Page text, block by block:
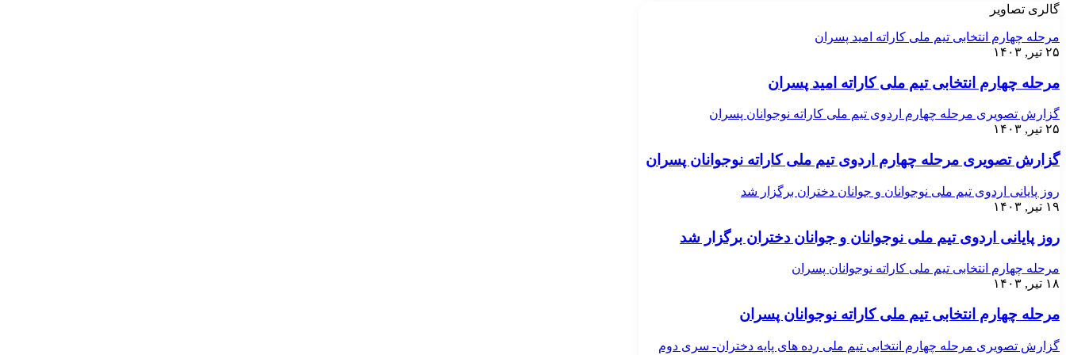
گالری تصاویر
مرحله چهارم انتخابی تیم ملی کاراته امید پسران
۲۵ تیر, ۱۴۰۳
مرحله چهارم انتخابی تیم ملی کاراته امید پسران
گزارش تصویری مرحله چهارم اردوی تیم ملی کاراته نوجوانان پسران
۲۵ تیر, ۱۴۰۳
گزارش تصویری مرحله چهارم اردوی تیم ملی کاراته نوجوانان پسران
روز پایانی اردوی تیم ملی نوجوانان و جوانان دختران برگزار شد
۱۹ تیر, ۱۴۰۳
روز پایانی اردوی تیم ملی نوجوانان و جوانان دختران برگزار شد
مرحله چهارم انتخابی تیم ملی کاراته نوجوانان پسران
۱۸ تیر, ۱۴۰۳
مرحله چهارم انتخابی تیم ملی کاراته نوجوانان پسران
گزارش تصویری مرحله چهارم انتخابی تیم ملی رده های پایه دختران- سری دوم